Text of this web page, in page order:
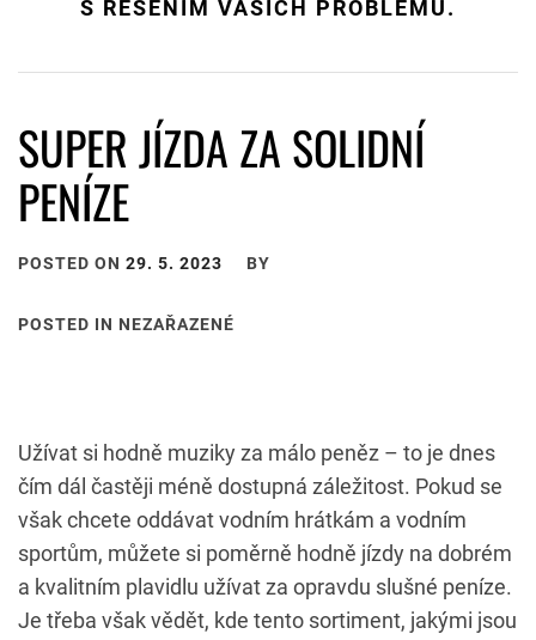
S ŘEŠENÍM VAŠICH PROBLÉMŮ.
SUPER JÍZDA ZA SOLIDNÍ
PENÍZE
POSTED ON 29. 5. 2023 BY
POSTED IN NEZAŘAZENÉ
Užívat si hodně muziky za málo peněz – to je dnes
čím dál častěji méně dostupná záležitost. Pokud se
však chcete oddávat vodním hrátkám a vodním
sportům, můžete si poměrně hodně jízdy na dobrém
a kvalitním plavidlu užívat za opravdu slušné peníze.
Je třeba však vědět, kde tento sortiment, jakými jsou